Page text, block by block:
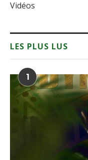
Vidéos
LES PLUS LUS
1